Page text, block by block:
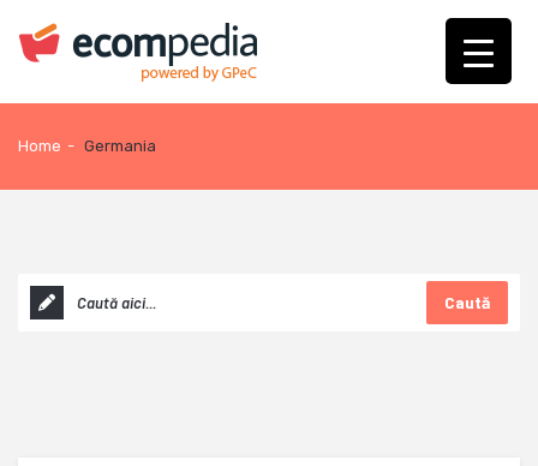
Home - Germania
Caută